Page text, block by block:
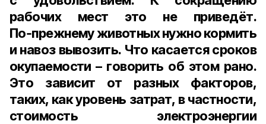
рабочих мест это не приведёт.
По‑прежнему животных нужно кормить
и навоз вывозить. Что касается сроков
окупаемости – говорить об этом рано.
Это зависит от разных факторов,
таких, как уровень затрат, в частности,
стоимость электроэнергии